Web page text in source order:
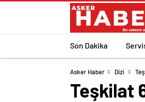
Son Dakika
Asker Haber Dizi
Teşkilat